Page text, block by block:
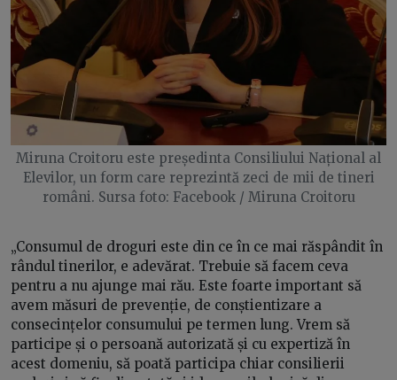
Miruna Croitoru este președinta Consiliului Național al
Elevilor, un form care reprezintă zeci de mii de tineri
români. Sursa foto: Facebook / Miruna Croitoru
„Consumul de droguri este din ce în ce mai răspândit în
rândul tinerilor, e adevărat. Trebuie să facem ceva
pentru a nu ajunge mai rău. Este foarte important să
avem măsuri de prevenție, de conștientizare a
consecințelor consumului pe termen lung. Vrem să
participe și o persoană autorizată și cu expertiză în
acest domeniu, să poată participa chiar consilierii